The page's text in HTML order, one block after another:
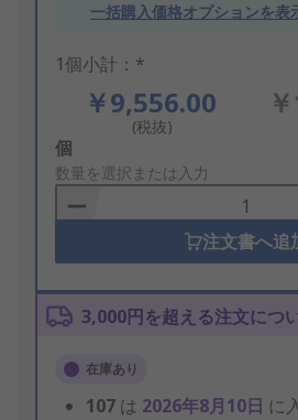
一括購入価格オプションを表
1個小計：*
￥9,556.00
(税抜)
Add
to
Basket
個
数量を選択または入力
注文書へ追
3,000円を超える注文につ
在庫あり
107 は 2026年8月10日 に